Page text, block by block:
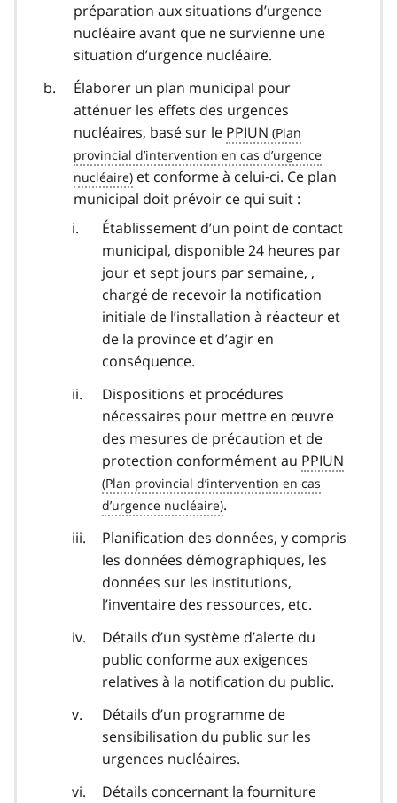
préparation aux situations d’urgence
nucléaire avant que ne survienne une
situation d’urgence nucléaire.
Élaborer un plan municipal pour
atténuer les effets des urgences
nucléaires, basé sur le PPIUN
et conforme à celui-ci. Ce plan
municipal doit prévoir ce qui suit :
Établissement d’un point de contact
municipal, disponible 24 heures par
jour et sept jours par semaine, ,
chargé de recevoir la notification
initiale de l’installation à réacteur et
de la province et d’agir en
conséquence.
Dispositions et procédures
nécessaires pour mettre en œuvre
des mesures de précaution et de
protection conformément au PPIUN
.
Planification des données, y compris
les données démographiques, les
données sur les institutions,
l’inventaire des ressources, etc.
Détails d’un système d’alerte du
public conforme aux exigences
relatives à la notification du public.
Détails d’un programme de
sensibilisation du public sur les
urgences nucléaires.
Détails concernant la fourniture